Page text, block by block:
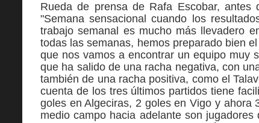
Rueda de prensa de Rafa Escobar, antes
"Semana sensacional cuando los
trabajo semanal es mucho más llevadero
todas las semanas, hemos preparado bien
que nos vamos a encontrar un equipo muy
que ha salido de una racha negativa, con
también de una racha positiva, como el
cuenta de los tres últimos partidos tiene
goles en Algeciras, 2 goles en Vigo y ahora
medio campo hacia adelante son